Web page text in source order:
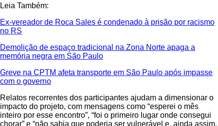
Leia Também:
Ex-vereador de Roca Sales é condenado à prisão por racismo
no RS
Demolição de espaço tradicional na Zona Norte apaga a
memória negra em São Paulo
Greve na CPTM afeta transporte em São Paulo após impasse
com o governo
Relatos recorrentes dos participantes ajudam a dimensionar o
impacto do projeto, com mensagens como “esperei o mês
inteiro por esse encontro”, “foi o primeiro lugar onde consegui
chorar” e “não sabia que poderia ser vulnerável e, ainda assim,